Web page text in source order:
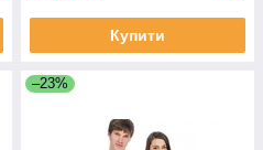
Купити
–23%